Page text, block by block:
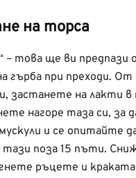
на торса
– това ще ви предпази
гърба при преходи. От
застанете на лакти в
нагоре таза си, за
и се опитайте
поза 15 пъти.
ръцете и